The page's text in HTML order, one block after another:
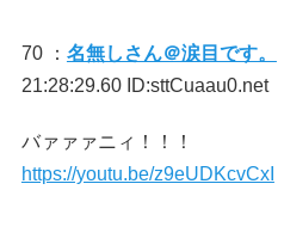
70 ： 名無しさん＠涙目です。
21:28:29.60 ID:sttCuaau0.net
バァァァニィ！！！
https://youtu.be/z9eUDKcvCxI